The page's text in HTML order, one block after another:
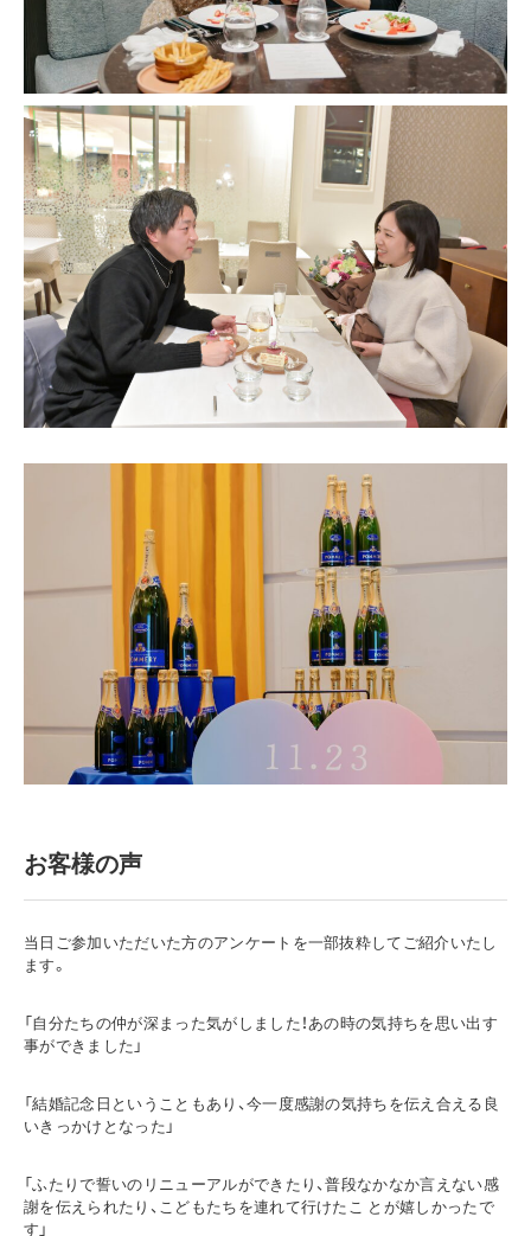
お客様の声
当日ご参加いただいた方のアンケートを一部抜粋してご紹介いたし
ます。
「自分たちの仲が深まった気がしました！あの時の気持ちを思い出す
事ができました」
「結婚記念日ということもあり、今一度感謝の気持ちを伝え合える良
いきっかけとなった」
「ふたりで誓いのリニューアルができたり、普段なかなか言えない感
謝を伝えられたり、こどもたちを連れて行けたこ とが嬉しかったで
す」